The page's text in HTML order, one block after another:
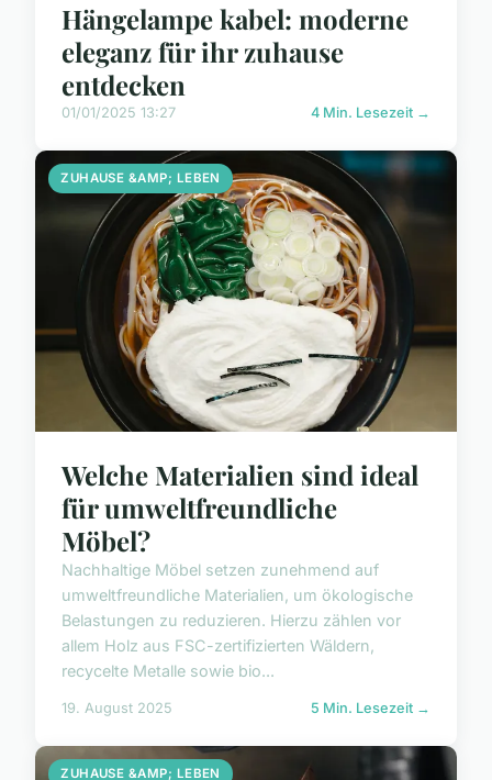
Hängelampe kabel: moderne
eleganz für ihr zuhause
entdecken
01/01/2025 13:27 4 Min. Lesezeit →
ZUHAUSE &AMP; LEBEN
Welche Materialien sind ideal
für umweltfreundliche
Möbel?
Nachhaltige Möbel setzen zunehmend auf
umweltfreundliche Materialien, um ökologische
Belastungen zu reduzieren. Hierzu zählen vor
allem Holz aus FSC-zertifizierten Wäldern,
recycelte Metalle sowie bio...
19. August 2025 5 Min. Lesezeit →
ZUHAUSE &AMP; LEBEN